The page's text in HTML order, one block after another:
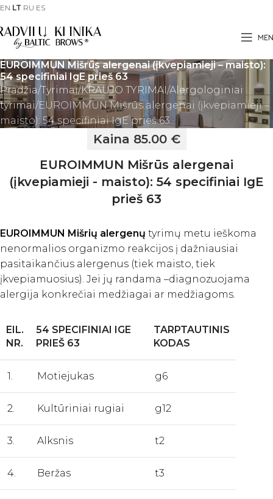
EN LT RU ES
EUROIMMUN Mišrūs alergenai (įkvepiamieji – maisto):
54 specifiniai IgE prieš 63
Pradžia Tyrimai KRAUJO TYRIMAI Alergologiniai
tyrimai EUROIMMUN Mišrūs alergenai (įkvepiamieji –
maisto): 54 specifiniai IgE prieš 63
Kaina 85.00 €
EUROIMMUN Mišrūs alergenai
(įkvepiamieji - maisto): 54 specifiniai IgE
prieš 63
EUROIMMUN Mišrių alergenų tyrimų metu ieškoma
nenormalios organizmo reakcijos į dažniausiai
pasitaikančius alergenus (tiek maisto, tiek
įkvepiamuosius). Jei jų randama –diagnozuojama
alergija konkrečiai medžiagai ar medžiagoms.
EIL.
NR.
54 SPECIFINIAI IGE
PRIEŠ 63
TARPTAUTINIS
KODAS
1. Motiejukas g6
2. Kultūriniai rugiai g12
3. Alksnis t2
4. Beržas t3